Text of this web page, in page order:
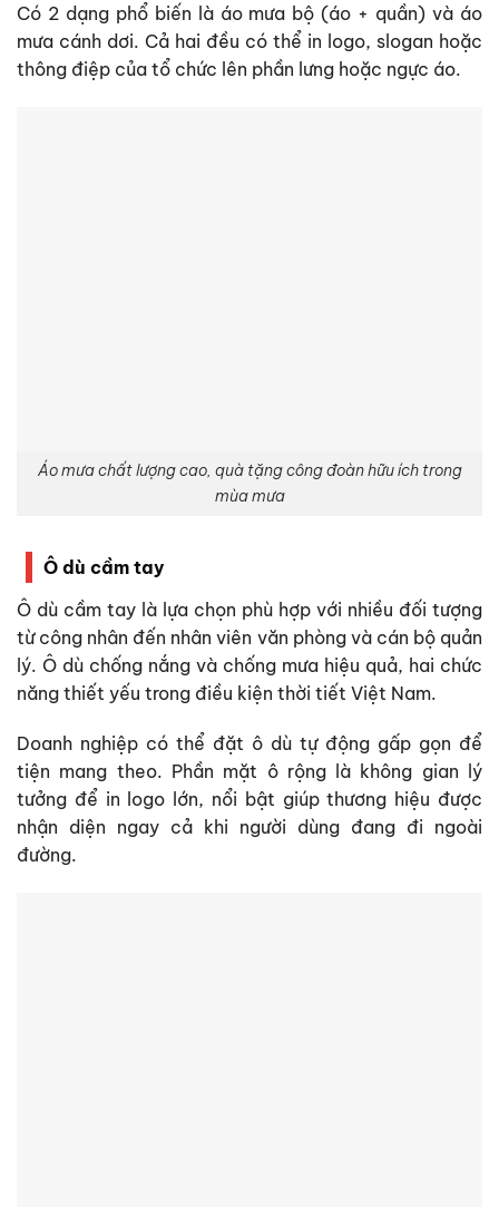
Có 2 dạng phổ biến là áo mưa bộ (áo + quần) và áo
mưa cánh dơi. Cả hai đều có thể in logo, slogan hoặc
thông điệp của tổ chức lên phần lưng hoặc ngực áo.
Áo mưa chất lượng cao, quà tặng công đoàn hữu ích trong
mùa mưa
Ô dù cầm tay
Ô dù cầm tay là lựa chọn phù hợp với nhiều đối tượng
từ công nhân đến nhân viên văn phòng và cán bộ quản
lý. Ô dù chống nắng và chống mưa hiệu quả, hai chức
năng thiết yếu trong điều kiện thời tiết Việt Nam.
Doanh nghiệp có thể đặt ô dù tự động gấp gọn để
tiện mang theo. Phần mặt ô rộng là không gian lý
tưởng để in logo lớn, nổi bật giúp thương hiệu được
nhận diện ngay cả khi người dùng đang đi ngoài
đường.